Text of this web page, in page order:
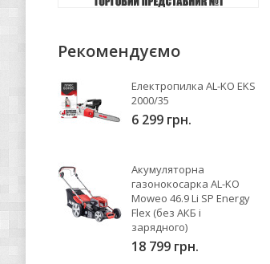
Рекомендуємо
Електропилка AL-KO EKS
2000/35
6 299 грн.
Акумуляторна
газонокосарка AL-KO
Moweo 46.9 Li SP Energy
Flex (без АКБ і
зарядного)
18 799 грн.